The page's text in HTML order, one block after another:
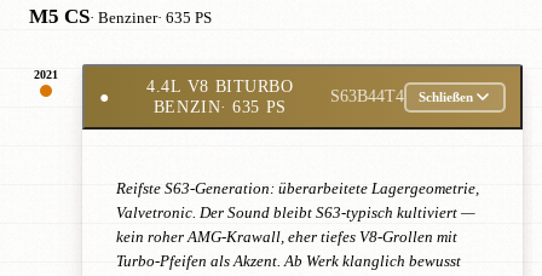
M5 CS· Benziner· 635 PS
2021
●
4.4L V8 BITURBO
BENZIN· 635 PS
S63B44T4 Schließen
Reifste S63-Generation: überarbeitete Lagergeometrie,
Valvetronic. Der Sound bleibt S63-typisch kultiviert —
kein roher AMG-Krawall, eher tiefes V8-Grollen mit
Turbo-Pfeifen als Akzent. Ab Werk klanglich bewusst